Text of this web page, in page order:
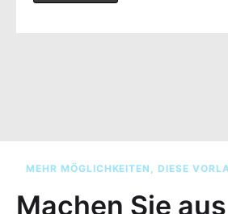
MEHR MÖGLICHKEITEN, DIESE
Machen Sie